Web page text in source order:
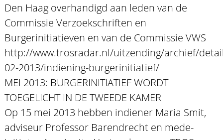
Den Haag overhandigd aan leden van de
Commissie Verzoekschriften en
Burgerinitiatieven en van de Commissie VWS
http://www.trosradar.nl/uitzending/archief/
02-2013/indiening-burgerinitiatief/
MEI 2013: BURGERINITIATIEF WORDT
TOEGELICHT IN DE TWEEDE KAMER
Op 15 mei 2013 hebben indiener Maria Smit,
adviseur Professor Barendrecht en mede-